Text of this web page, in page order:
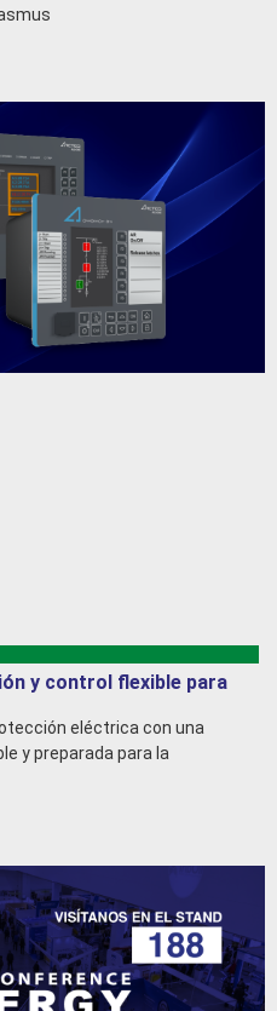
y control flexible para
eléctrica con una
y preparada para la